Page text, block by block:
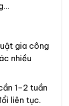
gia công
nhiều
1–2 tuần
liên tục.